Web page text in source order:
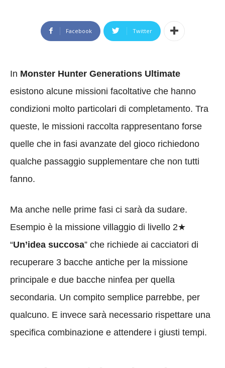
Facebook Twitter
In Monster Hunter Generations Ultimate
esistono alcune missioni facoltative che hanno
condizioni molto particolari di completamento. Tra
queste, le missioni raccolta rappresentano forse
quelle che in fasi avanzate del gioco richiedono
qualche passaggio supplementare che non tutti
fanno.
Ma anche nelle prime fasi ci sarà da sudare.
Esempio è la missione villaggio di livello 2★
“Un’idea succosa” che richiede ai cacciatori di
recuperare 3 bacche antiche per la missione
principale e due bacche ninfea per quella
secondaria. Un compito semplice parrebbe, per
qualcuno. E invece sarà necessario rispettare una
specifica combinazione e attendere i giusti tempi.